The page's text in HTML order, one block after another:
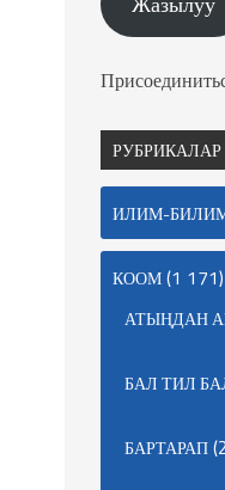
РУБРИКАЛАР
ИЛИМ-
КООМ(1 171)
АТЫҢДАН
БАЛ ТИЛ
БАРТАРАП